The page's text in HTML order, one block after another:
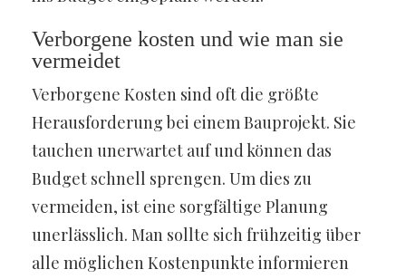
Verborgene kosten und wie man sie
vermeidet
Verborgene Kosten sind oft die größte
Herausforderung bei einem Bauprojekt. Sie
tauchen unerwartet auf und können das
Budget schnell sprengen. Um dies zu
vermeiden, ist eine sorgfältige Planung
unerlässlich. Man sollte sich frühzeitig über
alle möglichen Kostenpunkte informieren